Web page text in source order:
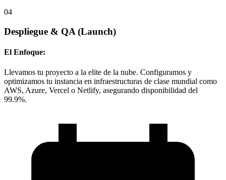
04
Despliegue & QA (Launch)
El Enfoque:
Llevamos tu proyecto a la elite de la nube. Configuramos y
optimizamos tu instancia en infraestructuras de clase mundial como
AWS, Azure, Vercel o Netlify, asegurando disponibilidad del
99.9%.